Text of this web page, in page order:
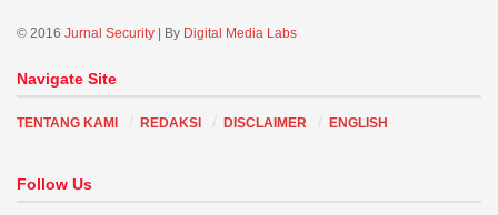
© 2016 Jurnal Security | By Digital Media Labs
Navigate Site
TENTANG KAMI REDAKSI DISCLAIMER ENGLISH
Follow Us